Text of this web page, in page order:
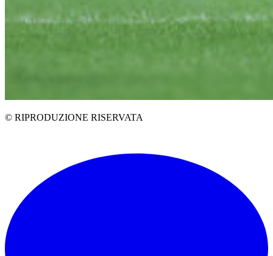
© RIPRODUZIONE RISERVATA